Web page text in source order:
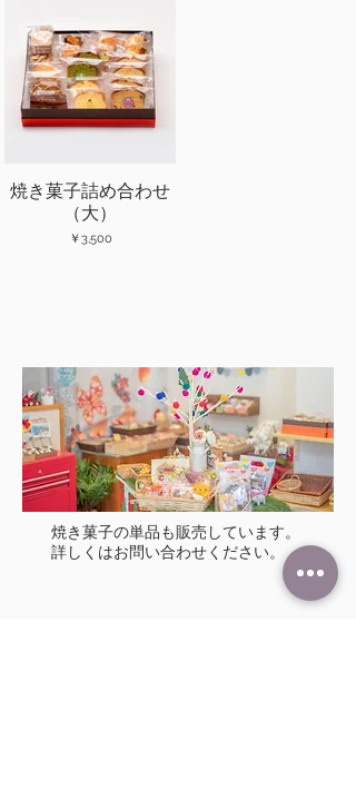
焼き菓子詰め合わせ
（大）
￥3,500
焼き菓子の単品も販売しています。
​詳しくはお問い合わせください。